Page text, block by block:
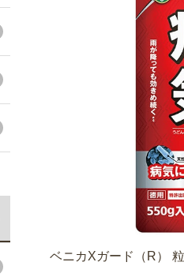
ベニカXガード（R）